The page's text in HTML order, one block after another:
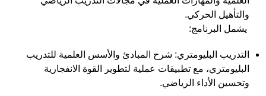
والتأهيل الحركي.
التدريب البليومتري:
وتحسين الأداء الرياضي.